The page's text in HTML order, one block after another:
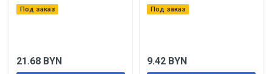
Под заказ
21.68 BYN
Под заказ
9.42 BYN